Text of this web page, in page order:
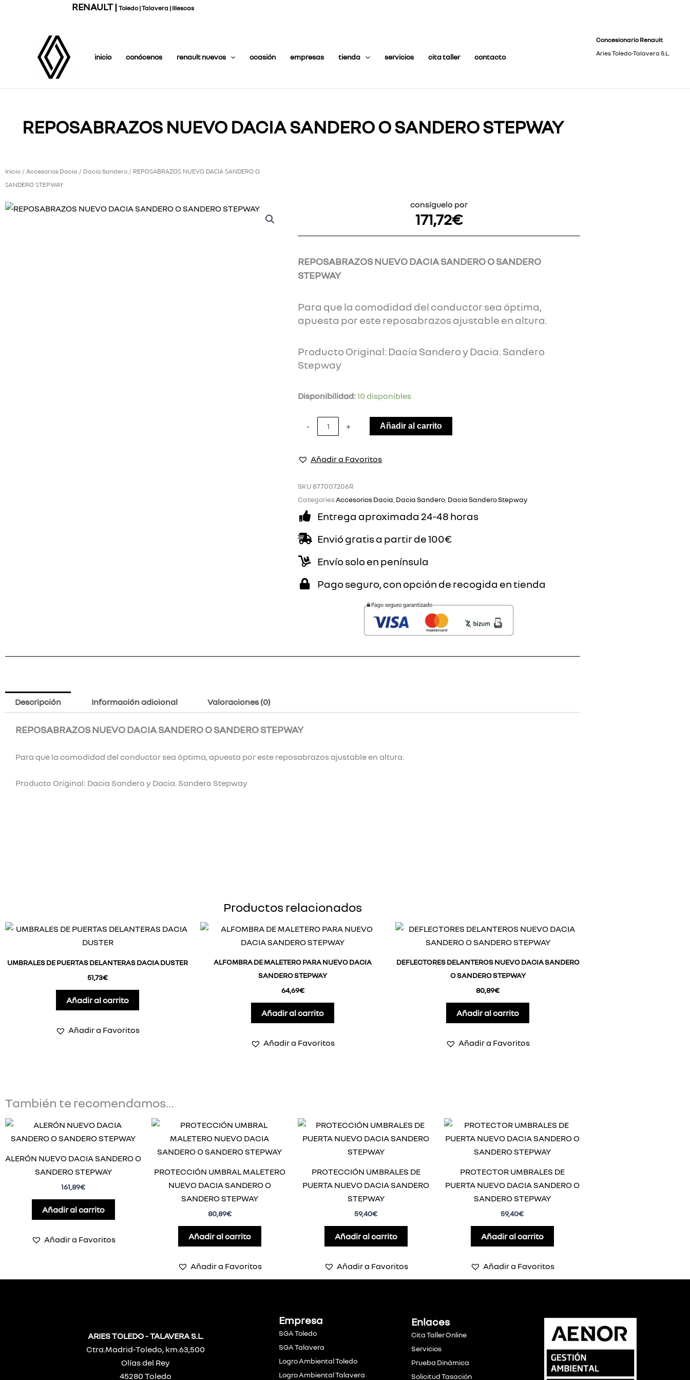
RENAULT | Toledo | Talavera | Illescas
inicio conócenos renault nuevos ocasión empresas tienda servicios cita taller contacto
Concesionario Renault
Aries Toledo-Talavera S.L.
REPOSABRAZOS NUEVO DACIA SANDERO O SANDERO STEPWAY
Inicio / Accesorios Dacia / Dacia Sandero / REPOSABRAZOS NUEVO DACIA SANDERO O
SANDERO STEPWAY
consíguelo por
171,72€
REPOSABRAZOS NUEVO DACIA SANDERO O SANDERO
STEPWAY
Para que la comodidad del conductor sea óptima,
apuesta por este reposabrazos ajustable en altura.
Producto Original: Dacia Sandero y Dacia. Sandero
Stepway
Disponibilidad:10 disponibles
-
REPOSABRAZOS
SANDERO
SANDERO
cantidad
+ Añadir al carrito
Añadir a Favoritos
SKU877007206R
CategoriesAccesorios Dacia Dacia Sandero Dacia Sandero Stepway
Entrega aproximada 24-48 horas
Envió gratis a partir de 100€
Envío solo en península
Pago seguro, con opción de recogida en tienda
Descripción Información adicional Valoraciones (0)
REPOSABRAZOS NUEVO DACIA SANDERO O SANDERO STEPWAY
Para que la comodidad del conductor sea óptima, apuesta por este reposabrazos ajustable en altura.
Producto Original: Dacia Sandero y Dacia. Sandero Stepway
Productos relacionados
UMBRALES DE PUERTAS DELANTERAS DACIA DUSTER
51,73€
Añadir al carrito
Añadir a Favoritos
ALFOMBRA DE MALETERO PARA NUEVO DACIA
SANDERO STEPWAY
64,69€
Añadir al carrito
Añadir a Favoritos
DEFLECTORES DELANTEROS NUEVO DACIA SANDERO
O SANDERO STEPWAY
80,89€
Añadir al carrito
Añadir a Favoritos
También te recomendamos…
ALERÓN NUEVO DACIA SANDERO O
SANDERO STEPWAY
161,89€
Añadir al carrito
Añadir a Favoritos
PROTECCIÓN UMBRAL MALETERO
NUEVO DACIA SANDERO O
SANDERO STEPWAY
80,89€
Añadir al carrito
Añadir a Favoritos
PROTECCIÓN UMBRALES DE
PUERTA NUEVO DACIA SANDERO
STEPWAY
59,40€
Añadir al carrito
Añadir a Favoritos
PROTECTOR UMBRALES DE
PUERTA NUEVO DACIA SANDERO O
SANDERO STEPWAY
59,40€
Añadir al carrito
Añadir a Favoritos
ARIES TOLEDO - TALAVERA S.L.
Ctra.Madrid-Toledo, km.63,500
Olías del Rey
45280 Toledo
Empresa
SGA Toledo
SGA Talavera
Logro Ambiental Toledo
Logro Ambiental Talavera
Enlaces
Cita Taller Online
Servicios
Prueba Dinámica
Solicitud Tasación